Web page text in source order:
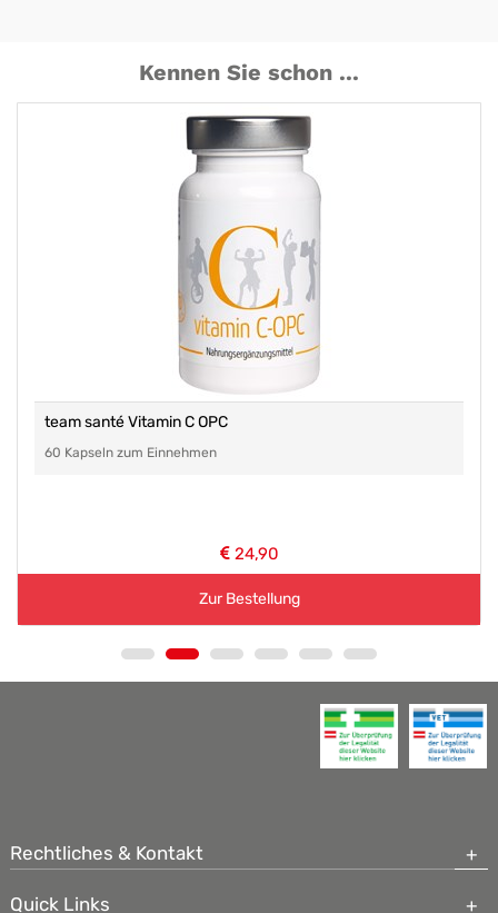
Kennen Sie schon ...
team santé Vitamin C OPC
60 Kapseln zum Einnehmen
24,90
Zur Bestellung
Rechtliches & Kontakt
Quick Links